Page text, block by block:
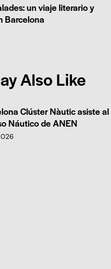
un viaje literario y
Barcelona
Also Like
Clúster Nàutic asiste al
Náutico de ANEN